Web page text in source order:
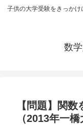
子供の大学受験をきっか
数
【問題】関
（2013年一橋